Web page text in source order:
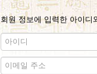
회원 정보에 입력한 아이디